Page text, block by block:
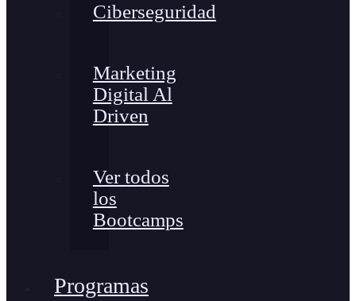
Ciberseguridad
Marketing
Digital Al
Driven
Ver todos
los
Bootcamps
Programas